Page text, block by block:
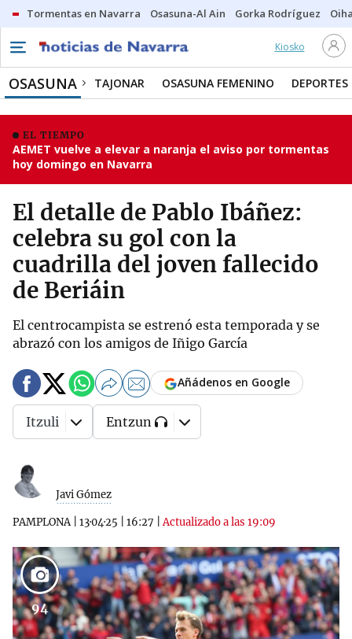
Tormentas en Navarra Osasuna-Al Ain Gorka Rodríguez
Kiosko
OSASUNA TAJONAR OSASUNA FEMENINO DEPORTES
EL TIEMPO
AEMET vuelve a elevar a naranja el aviso por tormentas
hoy domingo en Navarra
El detalle de Pablo Ibáñez:
celebra su gol con la
cuadrilla del joven fallecido
de Beriáin
El centrocampista se estrenó esta temporada y se
abrazó con los amigos de Iñigo García
Javi Gómez
PAMPLONA| 13·04·25 16:27 |Actualizado a las 19:09
Añádenos en Google
Itzuli Entzun
94